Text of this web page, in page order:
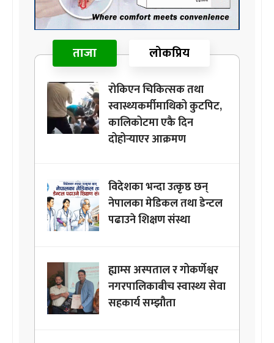
ताजा लोकप्रिय
रोकिएन चिकित्सक तथा
स्वास्थ्यकर्मीमाथिको कुटपिट,
कालिकोटमा एकै दिन
दोहोर्‍याएर आक्रमण
विदेशका भन्दा उत्कृष्ठ छन्
नेपालका मेडिकल तथा डेन्टल
पढाउने शिक्षण संस्था
ह्याम्स अस्पताल र गोकर्णेश्वर
नगरपालिकाबीच स्वास्थ्य सेवा
सहकार्य सम्झौता